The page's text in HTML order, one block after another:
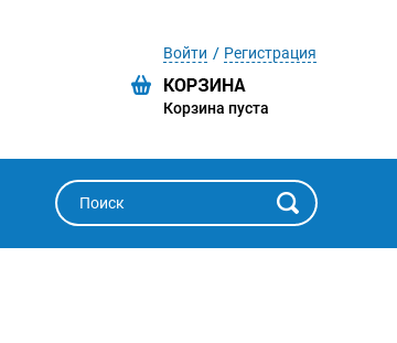
Войти Регистрация
Корзина пуста